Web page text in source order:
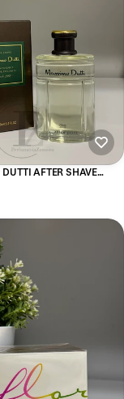
AFTER SHAVE